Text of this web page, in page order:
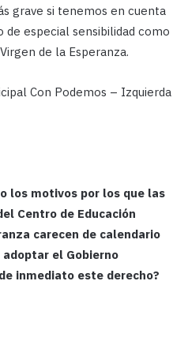
grave si tenemos en cuenta
especial sensibilidad como
de la Esperanza.
Con Podemos – Izquierda
los motivos por los que las
Centro de Educación
carecen de calendario
el Gobierno
inmediato este derecho?